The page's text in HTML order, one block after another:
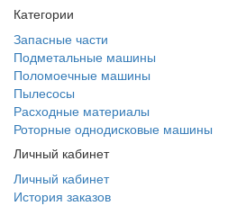
Категории
Запасные части
Подметальные машины
Поломоечные машины
Пылесосы
Расходные материалы
Роторные однодисковые машины
Личный кабинет
Личный кабинет
История заказов